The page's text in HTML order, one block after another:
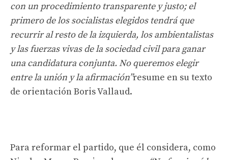
con un procedimiento transparente y justo; el
primero de los socialistas elegidos tendrá que
recurrir al resto de la izquierda, los ambientalistas
y las fuerzas vivas de la sociedad civil para ganar
una candidatura conjunta. No queremos elegir
entre la unión y la afirmación”resume en su texto
de orientación Boris Vallaud.
Para reformar el partido, que él considera, como